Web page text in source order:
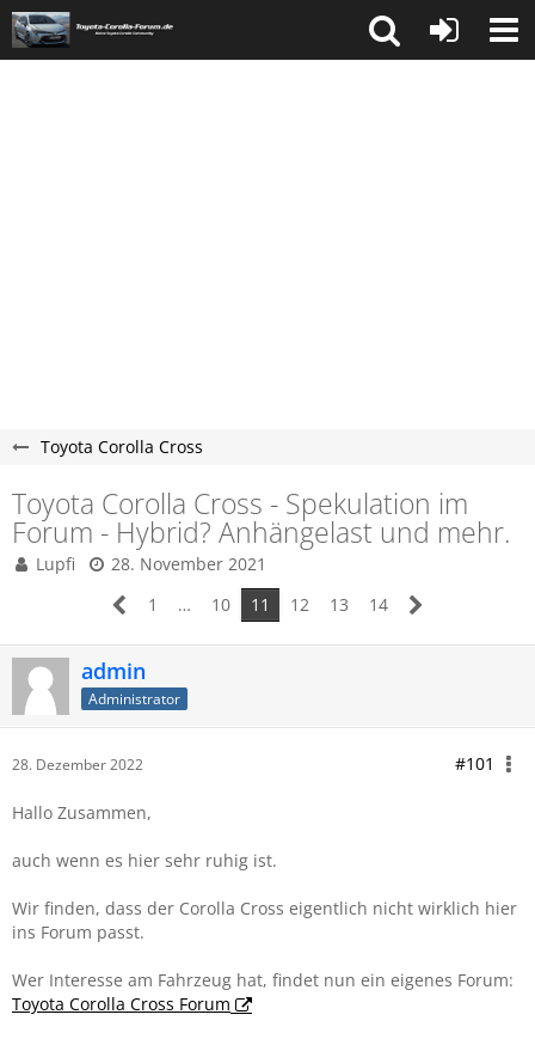
Toyota Corolla Cross
Toyota Corolla Cross - Spekulation im
Forum - Hybrid? Anhängelast und mehr.
Lupfi
28. November 2021
1
… 10 11 12 13 14
admin
Administrator
28. Dezember 2022 #101
Hallo Zusammen,
auch wenn es hier sehr ruhig ist.
Wir finden, dass der Corolla Cross eigentlich nicht wirklich hier
ins Forum passt.
Wer Interesse am Fahrzeug hat, findet nun ein eigenes Forum:
Toyota Corolla Cross Forum